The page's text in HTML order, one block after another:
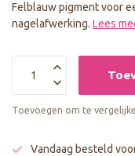
Felblauw pigment voor
nagelafwerking. Lees
Toevoegen om te
Vandaag besteld